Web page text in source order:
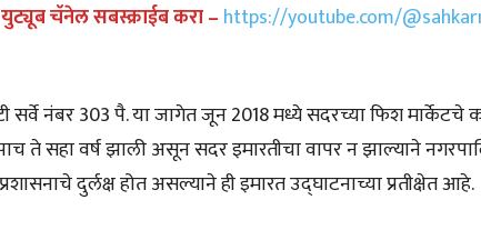
चॅनेल सबस्क्राईब करा –https://youtube.com/
सर्वे नंबर 303 पै. या जागेत जून 2018 मध्ये सदरच्या फिश मार्केटचे
ते सहा वर्ष झाली असून सदर इमारतीचा वापर न झाल्याने
दुर्लक्ष होत असल्याने ही इमारत उद्घाटनाच्या प्रतीक्षेत आहे.